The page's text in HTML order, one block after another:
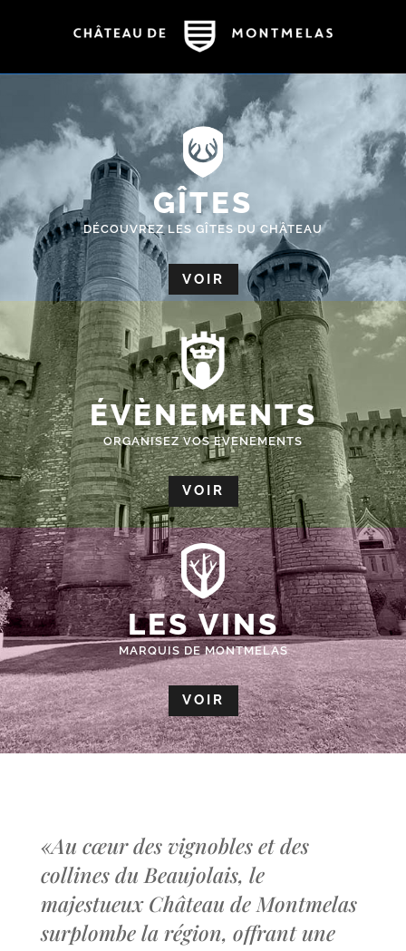
GÎTES
DÉCOUVREZ LES GÎTES DU CHÂTEAU
VOIR
ÉVÈNEMENTS
ORGANISEZ VOS EVENEMENTS
VOIR
LES VINS
MARQUIS DE MONTMELAS
VOIR
«Au cœur des vignobles et des
collines du Beaujolais, le
majestueux Château de Montmelas
surplombe la région, offrant une